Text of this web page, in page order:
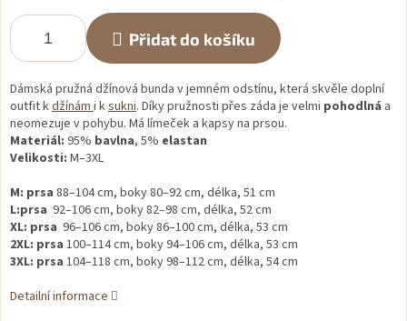
Přidat do košíku
Dámská pružná džínová bunda v jemném odstínu, která skvěle doplní
outfit kdžínámi ksukni. Díky pružnosti přes záda je velmi pohodlná a
neomezuje v pohybu. Má límeček a kapsy na prsou.
Materiál: 95% bavlna, 5% elastan
Velikosti: M–3XL
M: prsa 88–104 cm, boky 80–92 cm, délka, 51 cm
L:prsa 92–106 cm, boky 82–98 cm, délka, 52 cm
XL: prsa 96–106 cm, boky 86–100 cm, délka, 53 cm
2XL: prsa 100–114 cm, boky 94–106 cm, délka, 53 cm
3XL: prsa 104–118 cm, boky 98–112 cm, délka, 54 cm
Detailní informace